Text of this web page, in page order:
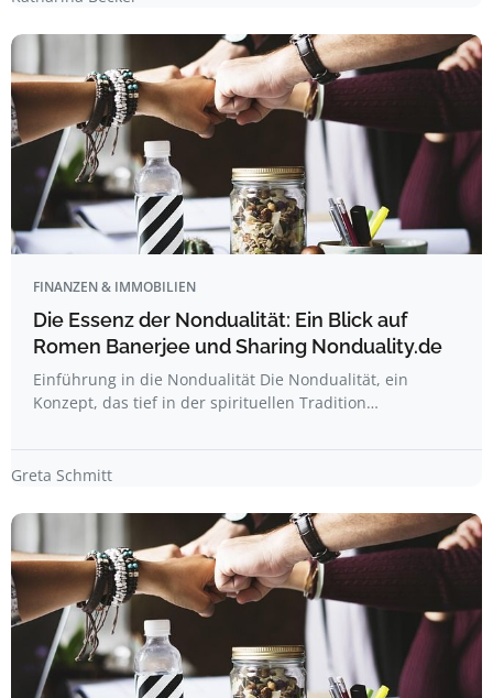
FINANZEN & IMMOBILIEN
Die Essenz der Nondualität: Ein Blick auf
Romen Banerjee und Sharing Nonduality.de
Einführung in die Nondualität Die Nondualität, ein
Konzept, das tief in der spirituellen Tradition…
Greta Schmitt